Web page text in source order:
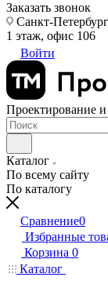
Заказать звонок
Санкт-
1 этаж, офис 106
Войти
Проектирование
Каталог
По всему сайту
По каталогу
Сравнение0
Избранные
Корзина 0
Каталог